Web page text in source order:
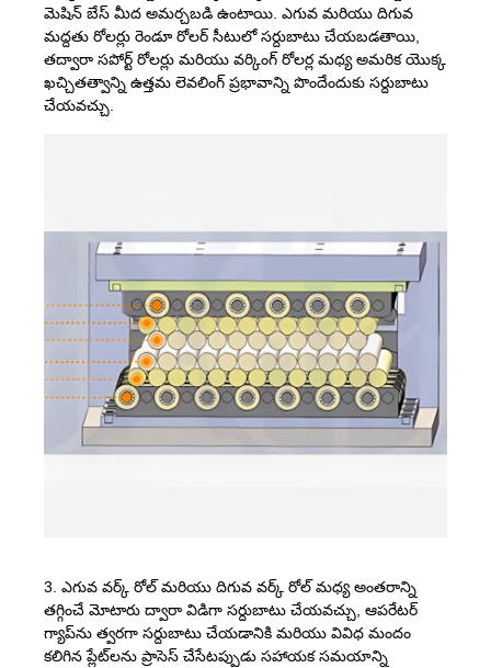
మెషిన్ బేస్ మీద అమర్చబడి ఉంటాయి. ఎగువ మరియు దిగువ
మద్దతు రోలర్లు రెండూ రోలర్ సీటులో సర్దుబాటు చేయబడతాయి,
తద్వారా సపోర్ట్ రోలర్లు మరియు వర్కింగ్ రోలర్ల మధ్య అమరిక యొక్క
ఖచ్చితత్వాన్ని ఉత్తమ లెవలింగ్ ప్రభావాన్ని పొందేందుకు సర్దుబాటు
చేయవచ్చు.
3. ఎగువ వర్క్ రోల్ మరియు దిగువ వర్క్ రోల్ మధ్య అంతరాన్ని
తగ్గించే మోటారు ద్వారా విడిగా సర్దుబాటు చేయవచ్చు, ఆపరేటర్
గ్యాప్‌ను త్వరగా సర్దుబాటు చేయడానికి మరియు వివిధ మందం
కలిగిన ప్లేట్‌లను ప్రాసెస్ చేసేటప్పుడు సహాయక సమయాన్ని